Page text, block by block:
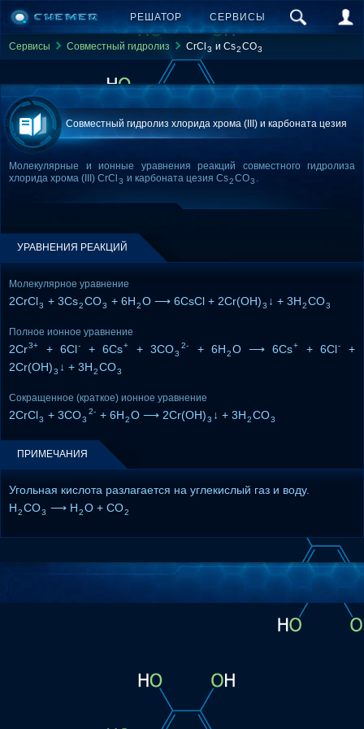
РЕШАТОР СЕРВИСЫ
Сервисы Совместный гидролиз CrCl 3 и Cs2CO3
Совместный гидролиз хлорида хрома (III) и карбоната цезия
Молекулярные и ионные уравнения реакций совместного гидролиза
хлорида хрома (III) CrCl 3 и карбоната цезия Cs2CO3 .
УРАВНЕНИЯ РЕАКЦИЙ
Молекулярное уравнение
2CrCl3 + 3Cs2CO3 + 6H2O ⟶ 6CsCl + 2Cr(OH)3 ↓ + 3H2CO3
Полное ионное уравнение
2Cr3+ + 6Cl- + 6Cs+ + 3CO3
2- + 6H2O ⟶ 6Cs+ + 6Cl-
+
2Cr(OH)3 ↓ + 3H2CO3
Сокращенное (краткое) ионное уравнение
2CrCl3 + 3CO3
2- + 6H2O ⟶ 2Cr(OH)3 ↓ + 3H2CO3
ПРИМЕЧАНИЯ
Угольная кислота разлагается на углекислый газ и воду.
H2CO3 ⟶ H2O + CO2